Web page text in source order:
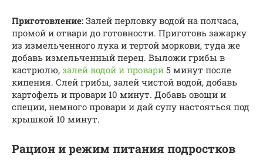
Приготовление: Залей перловку водой на полчаса,
промой и отвари до готовности. Приготовь зажарку
из измельченного лука и тертой моркови, туда же
добавь измельченный перец. Выложи грибы в
кастрюлю, залей водой и провари 5 минут после
кипения. Слей грибы, залей чистой водой, добавь
картофель и провари 10 минут. Добавь овощи и
специи, немного провари и дай супу настояться под
крышкой 10 минут.
Рацион и режим питания подростков